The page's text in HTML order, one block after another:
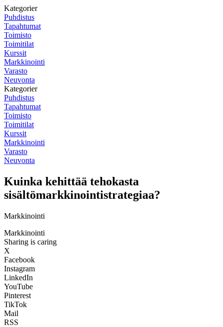
Kategorier
Puhdistus
Tapahtumat
Toimisto
Toimitilat
Kurssit
Markkinointi
Varasto
Neuvonta
Kategorier
Puhdistus
Tapahtumat
Toimisto
Toimitilat
Kurssit
Markkinointi
Varasto
Neuvonta
Kuinka kehittää tehokasta
sisältömarkkinointistrategiaa?
Markkinointi
Markkinointi
Sharing is caring
X
Facebook
Instagram
LinkedIn
YouTube
Pinterest
TikTok
Mail
RSS